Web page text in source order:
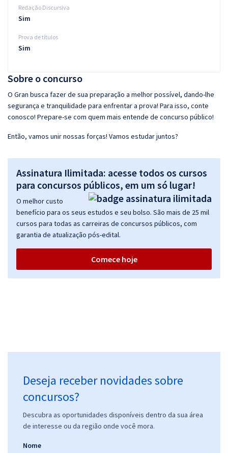
Sobre o concurso
O Gran busca fazer de sua preparação a melhor possível, dando-lhe
segurança e tranquilidade para enfrentar a prova! Para isso, conte
conosco! Prepare-se com quem mais entende de concurso público!
Então, vamos unir nossas forças! Vamos estudar juntos?
Assinatura Ilimitada: acesse todos os cursos
para concursos públicos, em um só lugar!
O melhor custo
benefício para os seus estudos e seu bolso. São mais de 25 mil
cursos para todas as carreiras de concursos públicos, com
garantia de atualização pós-edital.
Comece hoje
Deseja receber novidades sobre
concursos?
Descubra as oportunidades disponíveis dentro da sua área
de interesse ou da região onde você mora.
Nome
Redação Discursiva
Sim
Prova de títulos
Sim